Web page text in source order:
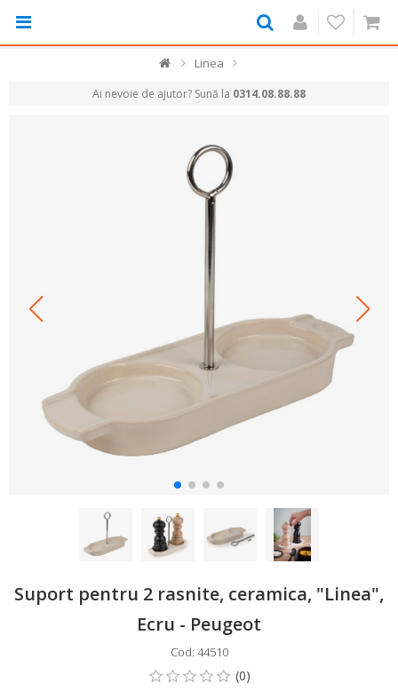
Linea
Ai nevoie de ajutor? Sună la 0314.08.88.88
Suport pentru 2 rasnite, ceramica, "Linea",
Ecru - Peugeot
Cod: 44510